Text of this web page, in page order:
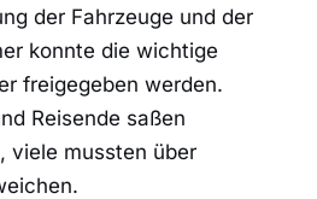
der Fahrzeuge und der
konnte die wichtige
freigegeben werden.
Reisende saßen
viele mussten über